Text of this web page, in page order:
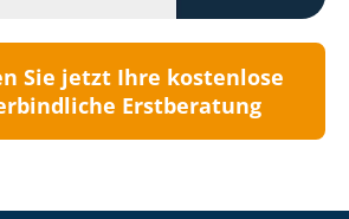
Sie jetzt Ihre kostenlose
Erstberatung